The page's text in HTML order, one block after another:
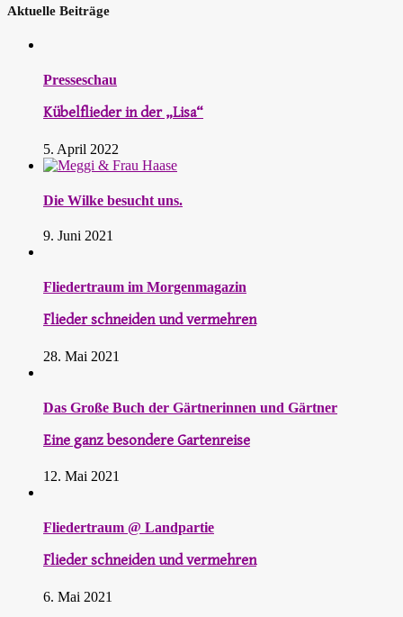
Aktuelle Beiträge
Presseschau
Kübelflieder in der „Lisa“
5. April 2022
Die Wilke besucht uns.
9. Juni 2021
Fliedertraum im Morgenmagazin
Flieder schneiden und vermehren
28. Mai 2021
Das Große Buch der Gärtnerinnen und Gärtner
Eine ganz besondere Gartenreise
12. Mai 2021
Fliedertraum @ Landpartie
Flieder schneiden und vermehren
6. Mai 2021